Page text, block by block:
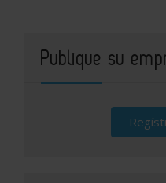
Publique su